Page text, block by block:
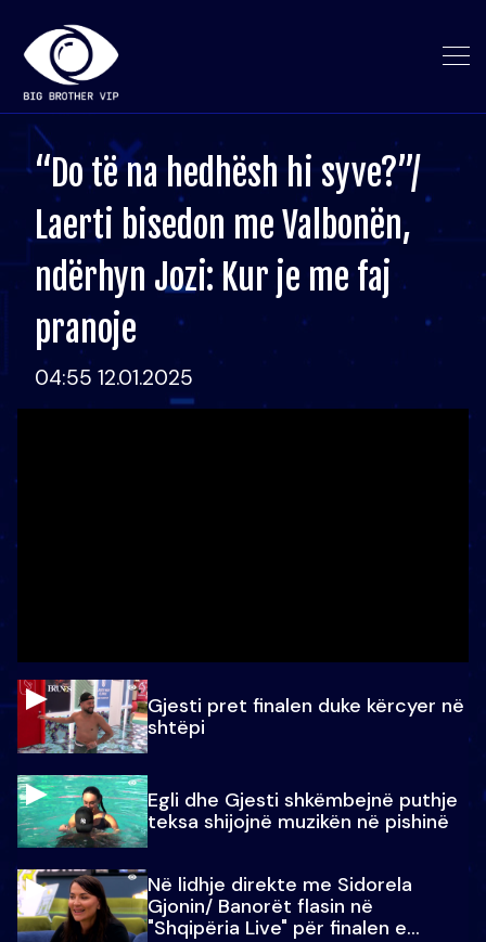
“Do të na hedhësh hi syve?”/
Laerti bisedon me Valbonën,
ndërhyn Jozi: Kur je me faj
pranoje
04:55 12.01.2025
Gjesti pret finalen duke kërcyer në
shtëpi
Egli dhe Gjesti shkëmbejnë puthje
teksa shijojnë muzikën në pishinë
Në lidhje direkte me Sidorela
Gjonin/ Banorët flasin në
"Shqipëria Live" për finalen e